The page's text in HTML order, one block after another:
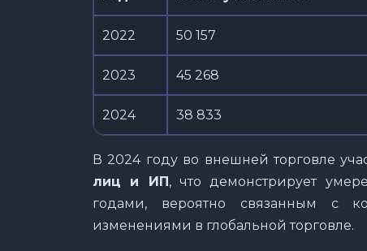
2022 50 157
2023 45 268
2024 38 833
В 2024 году во внешней торговле
лиц и ИП, что демонстрирует
годами, вероятно связанным с
изменениями в глобальной торговле.